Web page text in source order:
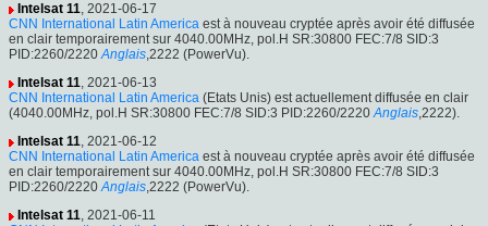
Intelsat 11, 2021-06-17
CNN International Latin America est à nouveau cryptée après avoir été diffusée
en clair temporairement sur 4040.00MHz, pol.H SR:30800 FEC:7/8 SID:3
PID:2260/2220 Anglais,2222 (PowerVu).
Intelsat 11, 2021-06-13
CNN International Latin America (Etats Unis) est actuellement diffusée en clair
(4040.00MHz, pol.H SR:30800 FEC:7/8 SID:3 PID:2260/2220 Anglais,2222).
Intelsat 11, 2021-06-12
CNN International Latin America est à nouveau cryptée après avoir été diffusée
en clair temporairement sur 4040.00MHz, pol.H SR:30800 FEC:7/8 SID:3
PID:2260/2220 Anglais,2222 (PowerVu).
Intelsat 11, 2021-06-11